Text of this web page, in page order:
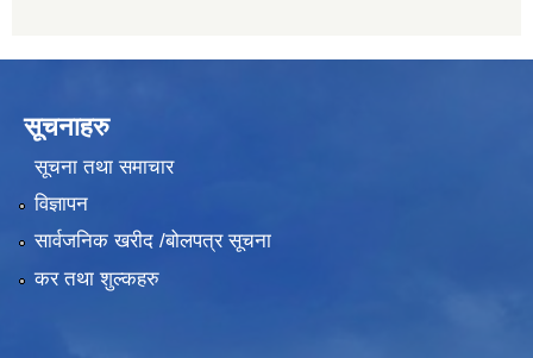
सूचनाहरु
सूचना तथा समाचार
विज्ञापन
सार्वजनिक खरीद /बोलपत्र सूचना
कर तथा शुल्कहरु